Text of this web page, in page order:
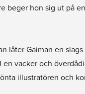
beger hon sig ut på
låter Gaiman en
en vacker och
illustratören och